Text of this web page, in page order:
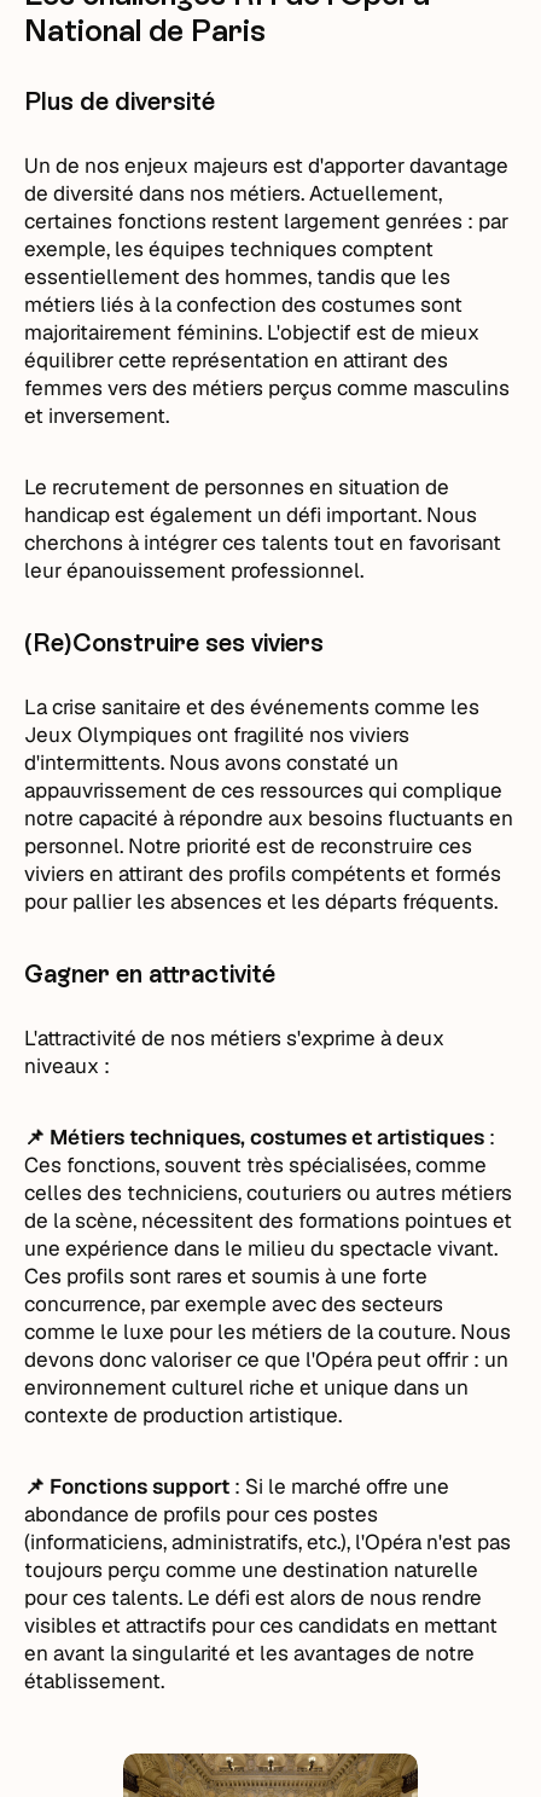
National de Paris
Plus de diversité
Un de nos enjeux majeurs est d'apporter davantage
de diversité dans nos métiers. Actuellement,
certaines fonctions restent largement genrées : par
exemple, les équipes techniques comptent
essentiellement des hommes, tandis que les
métiers liés à la confection des costumes sont
majoritairement féminins. L'objectif est de mieux
équilibrer cette représentation en attirant des
femmes vers des métiers perçus comme masculins
et inversement.
Le recrutement de personnes en situation de
handicap est également un défi important. Nous
cherchons à intégrer ces talents tout en favorisant
leur épanouissement professionnel.
(Re)Construire ses viviers
La crise sanitaire et des événements comme les
Jeux Olympiques ont fragilité nos viviers
d'intermittents. Nous avons constaté un
appauvrissement de ces ressources qui complique
notre capacité à répondre aux besoins fluctuants en
personnel. Notre priorité est de reconstruire ces
viviers en attirant des profils compétents et formés
pour pallier les absences et les départs fréquents.
Gagner en attractivité
L'attractivité de nos métiers s'exprime à deux
niveaux :
📌 Métiers techniques, costumes et artistiques :
Ces fonctions, souvent très spécialisées, comme
celles des techniciens, couturiers ou autres métiers
de la scène, nécessitent des formations pointues et
une expérience dans le milieu du spectacle vivant.
Ces profils sont rares et soumis à une forte
concurrence, par exemple avec des secteurs
comme le luxe pour les métiers de la couture. Nous
devons donc valoriser ce que l'Opéra peut offrir : un
environnement culturel riche et unique dans un
contexte de production artistique.
📌 Fonctions support : Si le marché offre une
abondance de profils pour ces postes
(informaticiens, administratifs, etc.), l'Opéra n'est pas
toujours perçu comme une destination naturelle
pour ces talents. Le défi est alors de nous rendre
visibles et attractifs pour ces candidats en mettant
en avant la singularité et les avantages de notre
établissement.